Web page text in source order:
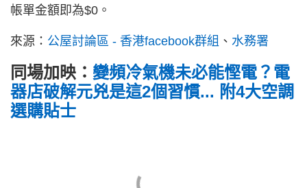
帳單金額即為$0。
來源： 公屋討論區 - 香港facebook群組 、 水務署
同場加映： 變頻冷氣機未必能慳電？電
器店破解元兇是這2個習慣... 附4大空調
選購貼士